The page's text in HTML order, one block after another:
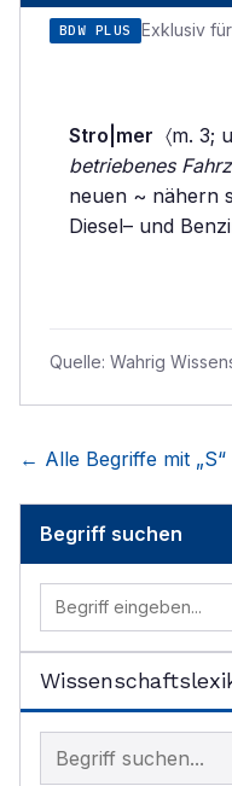
BDW PLUS Exklusiv
Stro|mer 〈m. 3;
betriebenes
neuen ~ nähern
Diesel– und
Quelle: Wahrig
← Alle Begriffe mit „S“
Begriff suchen
Begriff im Lexikon